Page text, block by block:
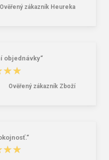
Ověřený zákazník Heureka
objednávky“
Ověřený zákazník Zboží